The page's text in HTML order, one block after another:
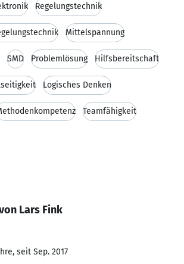
Regelungstechnik
Mittelspannung
SMD Problemlösung Hilfsbereitschaft
Logisches Denken
Teamfähigkeit
Lars Fink
seit Sep. 2017